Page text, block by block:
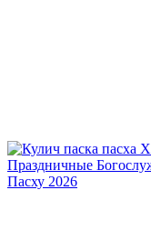
Праздничные
Пасху 2026